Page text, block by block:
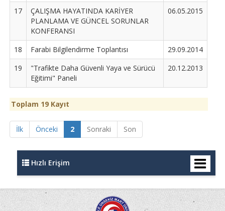
17
ÇALIŞMA HAYATINDA KARİYER
PLANLAMA VE GÜNCEL SORUNLAR
KONFERANSI
06.05.2015
18 Farabi Bilgilendirme Toplantısı
29.09.2014
19
"Trafikte Daha Güvenli Yaya ve Sürücü
Eğitimi" Paneli
20.12.2013
Toplam 19 Kayıt
İlk Önceki 2 Sonraki Son
Hızlı Erişim